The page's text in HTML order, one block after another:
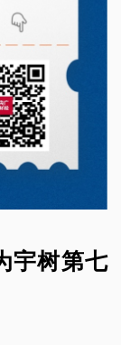
宇树第七